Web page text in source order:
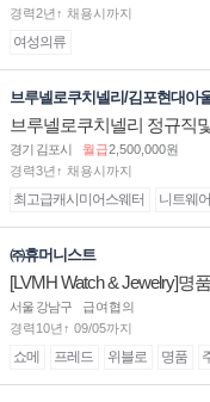
경력2년↑ 채용시까지
여성의류
브루넬로쿠치넬리/김포현대아
브루넬로쿠치넬리 정규직
경기 김포시 월급2,500,000원
경력3년↑ 채용시까지
최고급캐시미어스웨터 니트웨어
㈜휴머니스트
[LVMH Watch & Jewelry]명
장/부점장/판매사원 채용
서울 강남구
급여협의
경력10년↑ 09/05까지
쇼메 프레드 위블로 명품